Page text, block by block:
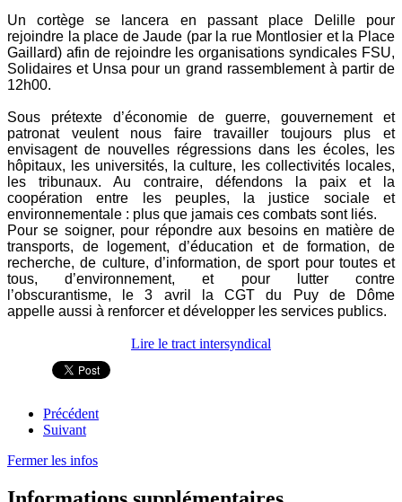
Un cortège se lancera en passant place Delille pour
rejoindre la place de Jaude (par la rue Montlosier et la Place
Gaillard) afin de rejoindre les organisations syndicales FSU,
Solidaires et Unsa pour un grand rassemblement à partir de
12h00.
Sous prétexte d’économie de guerre, gouvernement et
patronat veulent nous faire travailler toujours plus et
envisagent de nouvelles régressions dans les écoles, les
hôpitaux, les universités, la culture, les collectivités locales,
les tribunaux. Au contraire, défendons la paix et la
coopération entre les peuples, la justice sociale et
environnementale : plus que jamais ces combats sont liés.
Pour se soigner, pour répondre aux besoins en matière de
transports, de logement, d’éducation et de formation, de
recherche, de culture, d’information, de sport pour toutes et
tous, d’environnement, et pour lutter contre
l’obscurantisme, le 3 avril la CGT du Puy de Dôme
appelle aussi à renforcer et développer les services publics.
Lire le tract intersyndical
Précédent
Suivant
Fermer les infos